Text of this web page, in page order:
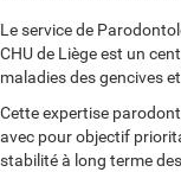
Le service de
CHU de Liège est un
maladies des gencives
Cette expertise
avec pour objectif
stabilité à long terme